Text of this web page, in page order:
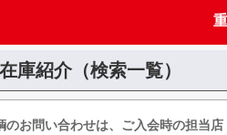
庫紹介（検索一覧）
のお問い合わせは、ご入会時の担当